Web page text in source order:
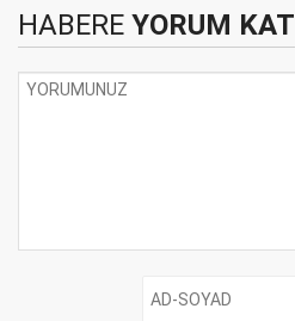
HABERE YORUM KAT